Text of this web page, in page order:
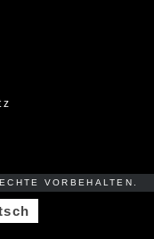
VORBEHALTEN.